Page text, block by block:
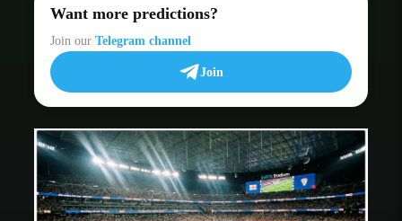
Want more predictions?
Join ourTelegram channel
Join